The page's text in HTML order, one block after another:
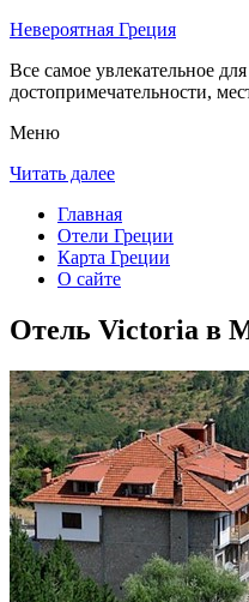
Невероятная Греция
Все самое увлекательное
достопримечательности,
Меню
Читать далее
Главная
Отели Греции
Карта Греции
О сайте
Отель Victoria в